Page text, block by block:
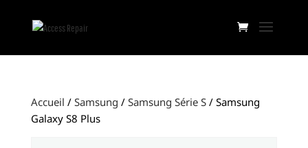
Accueil / Samsung / Samsung Série S/ Samsung
Galaxy S8 Plus